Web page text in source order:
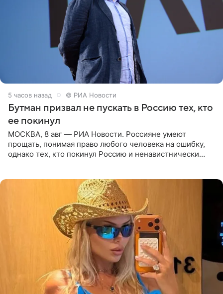
5 часов назад © РИА Новости
Бутман призвал не пускать в Россию тех, кто
ее покинул
МОСКВА, 8 авг — РИА Новости. Россияне умеют
прощать, понимая право любого человека на ошибку,
однако тех, кто покинул Россию и ненавистнически